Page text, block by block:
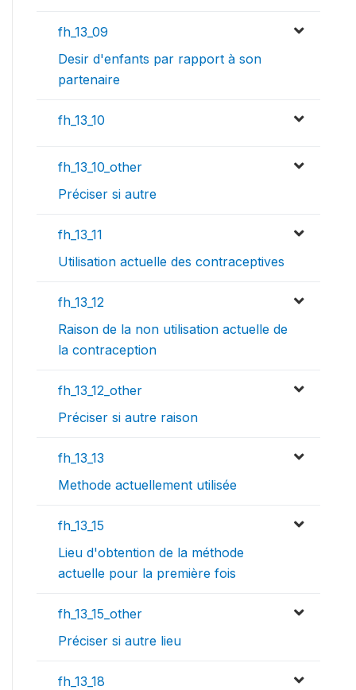
fh_13_09
Desir d'enfants par rapport à son
partenaire
fh_13_10
fh_13_10_other
Préciser si autre
fh_13_11
Utilisation actuelle des contraceptives
fh_13_12
Raison de la non utilisation actuelle de
la contraception
fh_13_12_other
Préciser si autre raison
fh_13_13
Methode actuellement utilisée
fh_13_15
Lieu d'obtention de la méthode
actuelle pour la première fois
fh_13_15_other
Préciser si autre lieu
fh_13_18